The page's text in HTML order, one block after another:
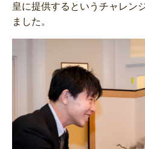
皇に提供するというチャレン
ました。